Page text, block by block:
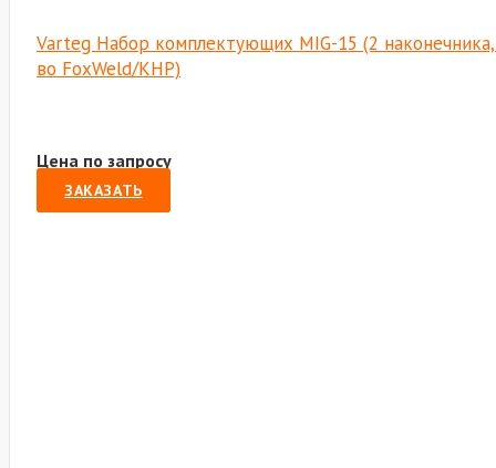
Varteg Набор комплектующих MIG-15 (2
во FoxWeld/КНР)
Цена по запросу
ЗАКАЗАТЬ